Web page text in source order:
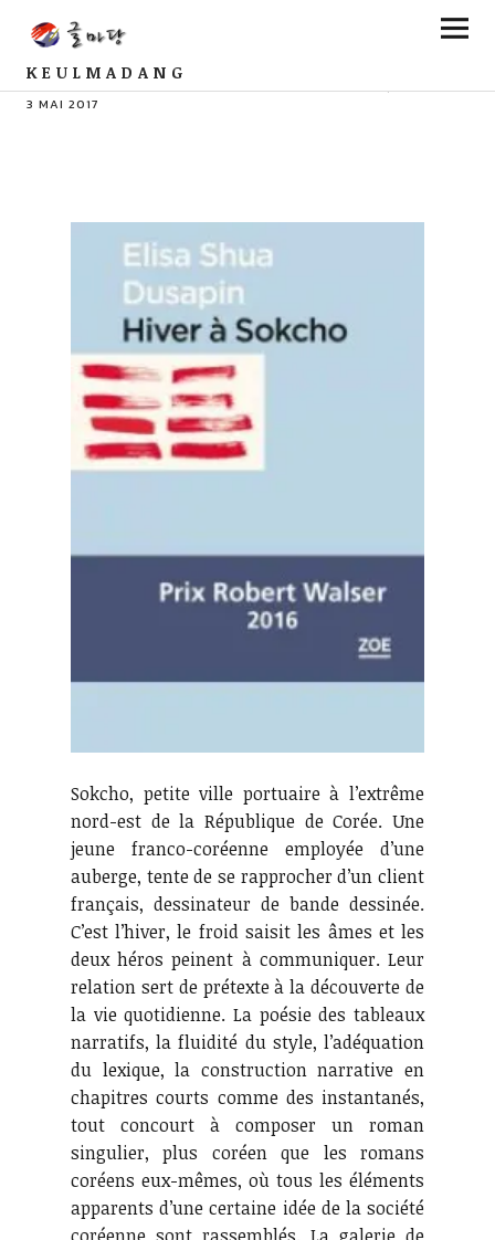
KEULMADANG
3 MAI 2017
Sokcho, petite ville portuaire à l’extrême
nord-est de la République de Corée. Une
jeune franco-coréenne employée d’une
auberge, tente de se rapprocher d’un client
français, dessinateur de bande dessinée.
C’est l’hiver, le froid saisit les âmes et les
deux héros peinent à communiquer. Leur
relation sert de prétexte à la découverte de
la vie quotidienne. La poésie des tableaux
narratifs, la fluidité du style, l’adéquation
du lexique, la construction narrative en
chapitres courts comme des instantanés,
tout concourt à composer un roman
singulier, plus coréen que les romans
coréens eux-mêmes, où tous les éléments
apparents d’une certaine idée de la société